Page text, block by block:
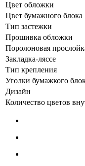
Цвет обложки
Цвет бумажного блока
Тип застежки
Прошивка обложки
Поролоновая
Закладка-ляссе
Тип крепления
Уголки бумажкого
Дизайн
Количество цветов